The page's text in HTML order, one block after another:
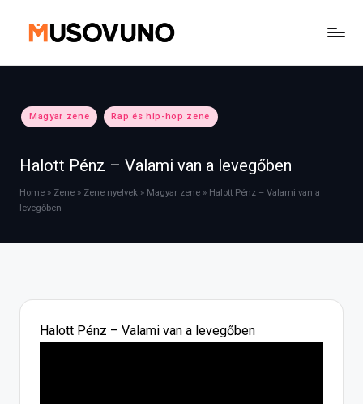
Posted
in
Magyar zene Rap és hip-hop zene
Halott Pénz – Valami van a levegőben
Home » Zene » Zene nyelvek » Magyar zene » Halott Pénz – Valami van a
levegőben
Halott Pénz – Valami van a levegőben